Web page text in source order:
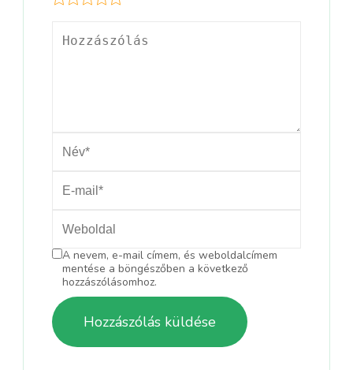
A nevem, e-mail címem, és weboldalcímem
mentése a böngészőben a következő
hozzászólásomhoz.